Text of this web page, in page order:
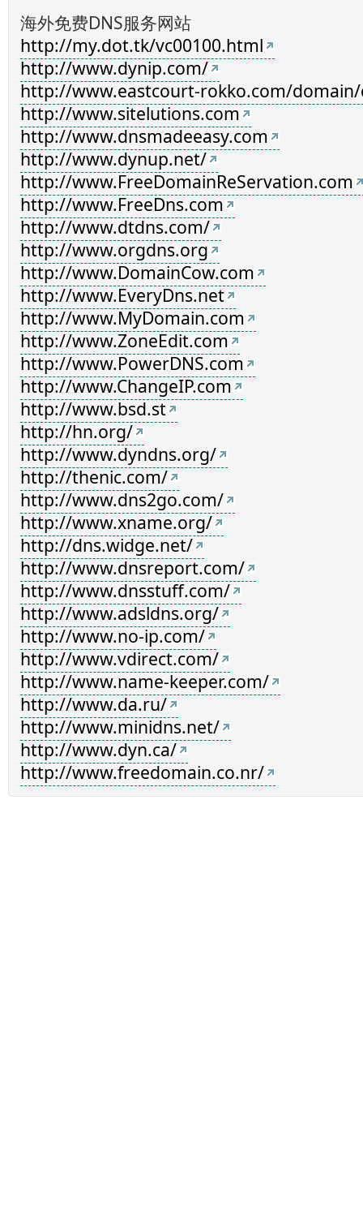
海外免费DNS服务网站
http://my.dot.tk/vc00100.html
http://www.dynip.com/
http://www.eastcourt-rokko.com/
http://www.sitelutions.com
http://www.dnsmadeeasy.com
http://www.dynup.net/
http://www.FreeDomainReServation.com
http://www.FreeDns.com
http://www.dtdns.com/
http://www.orgdns.org
http://www.DomainCow.com
http://www.EveryDns.net
http://www.MyDomain.com
http://www.ZoneEdit.com
http://www.PowerDNS.com
http://www.ChangeIP.com
http://www.bsd.st
http://hn.org/
http://www.dyndns.org/
http://thenic.com/
http://www.dns2go.com/
http://www.xname.org/
http://dns.widge.net/
http://www.dnsreport.com/
http://www.dnsstuff.com/
http://www.adsldns.org/
http://www.no-ip.com/
http://www.vdirect.com/
http://www.name-keeper.com/
http://www.da.ru/
http://www.minidns.net/
http://www.dyn.ca/
http://www.freedomain.co.nr/